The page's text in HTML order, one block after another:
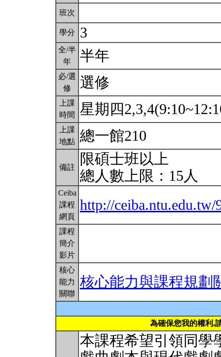
班次
學分 3
全/半
年
半年
必/選
修
選修
上課
時間
星期四
上課
地點 總一館210
備註
限碩士班以上
總人數上限：15人
Ceiba
課程
網頁
http://
課程
簡介
影片
核心
能力
關聯
核心能力與課程規劃
為確保您我的權利,
本課程希望引領同學